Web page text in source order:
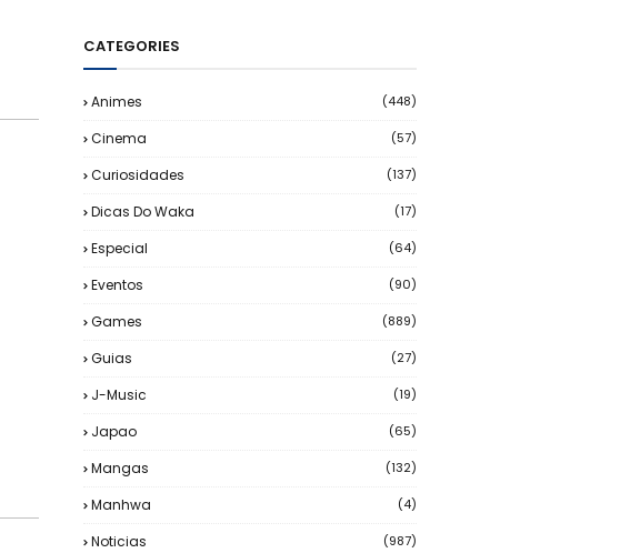
CATEGORIES
Animes (448)
Cinema (57)
Curiosidades (137)
Dicas Do Waka (17)
Especial (64)
Eventos (90)
Games (889)
Guias (27)
J-Music (19)
Japao (65)
Mangas (132)
Manhwa (4)
Noticias (987)